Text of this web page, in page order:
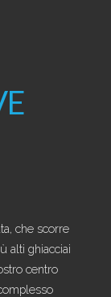
che scorre
alti ghiacciai
centro